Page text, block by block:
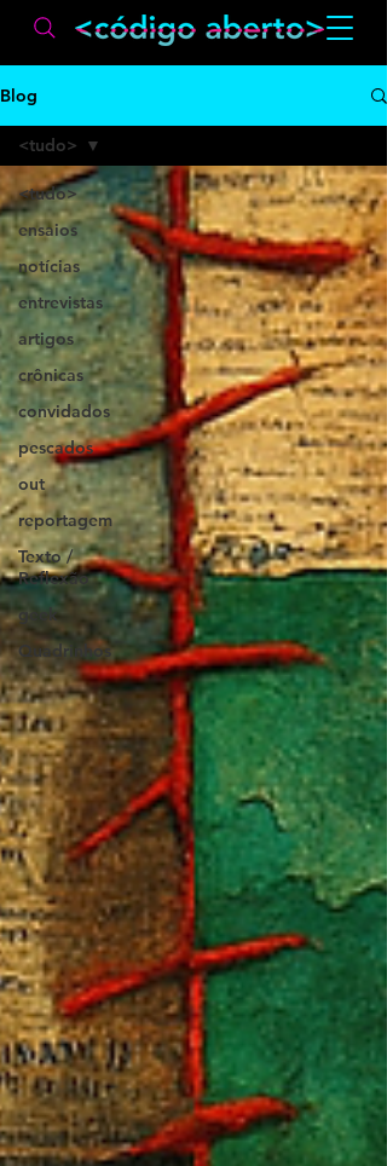
Blog
<tudo>
ensaios
notícias
entrevistas
artigos
crônicas
convidados
pescados
out
reportagem
Texto /
Reflexão
geek
Quadrinhos
<tudo>